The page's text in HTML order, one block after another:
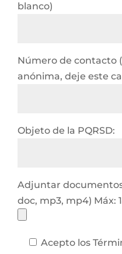
blanco)
Número de contacto
anónima, deje este
Objeto de la PQRSD:
Adjuntar
doc, mp3, mp4) Máx:
Acepto los